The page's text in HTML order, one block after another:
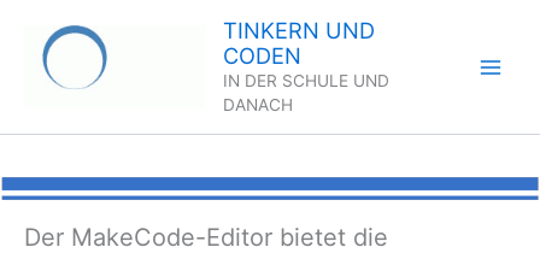
Inhalt
springen
TINKERN UND
CODEN
IN DER SCHULE UND
DANACH
Der MakeCode-Editor bietet die